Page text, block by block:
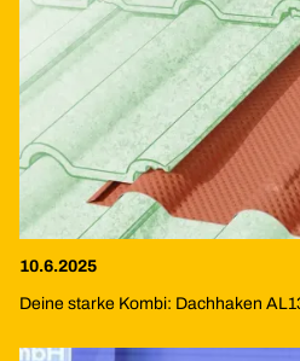
10.6.2025
Deine starke Kombi: Dachhaken